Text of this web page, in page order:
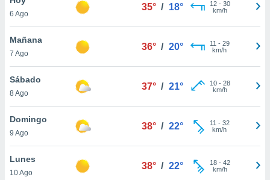
y
en
más
de
6 Ago
35° / 18° 12- 30
km/h
Mañana
7 Ago
36° / 20° 11 - 29
km/h
Sábado
8 Ago
37° / 21° 10- 28
km/h
Domingo
9 Ago
38° / 22° 11 - 32
km/h
Lunes
10 Ago
38° / 22° 18- 42
km/h